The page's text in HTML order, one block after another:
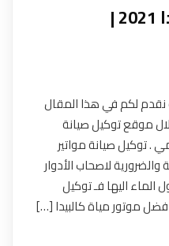
اسعار مواتير كالبيدا 2021 |
كالبيدا 2021 سوف نقدم لكم في هذا المقال
كالبيدا 2021 من خلال موقع توكيل صيانة
. توكيل صيانة مواتير
والضرورية لاصحاب الأدوار
اليها فـ توكيل
موتور مياة كالبيدا […]